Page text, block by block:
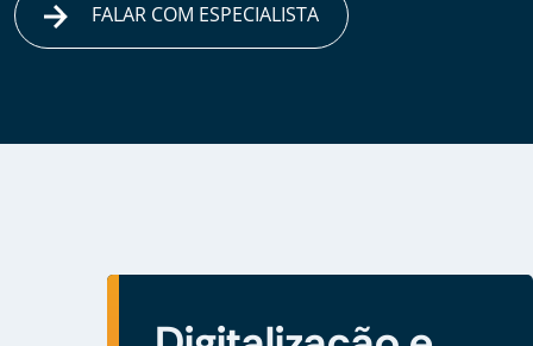
FALAR COM ESPECIALISTA